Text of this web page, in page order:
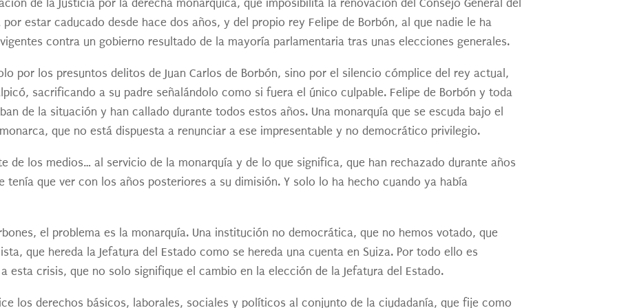
de la Justicia por la derecha monárquica, que imposibilita la renovación del Consejo General del
estar caducado desde hace dos años, y del propio rey Felipe de Borbón, al que nadie le ha
contra un gobierno resultado de la mayoría parlamentaria tras unas elecciones generales.
por los presuntos delitos de Juan Carlos de Borbón, sino por el silencio cómplice del rey actual,
sacrificando a su padre señalándolo como si fuera el único culpable. Felipe de Borbón y toda
de la situación y han callado durante todos estos años. Una monarquía que se escuda bajo el
que no está dispuesta a renunciar a ese impresentable y no democrático privilegio.
de los medios… al servicio de la monarquía y de lo que significa, que han rechazado durante años
tenía que ver con los años posteriores a su dimisión. Y solo lo ha hecho cuando ya había
el problema es la monarquía. Una institución no democrática, que no hemos votado, que
que hereda la Jefatura del Estado como se hereda una cuenta en Suiza. Por todo ello es
esta crisis, que no solo signifique el cambio en la elección de la Jefatura del Estado.
los derechos básicos, laborales, sociales y políticos al conjunto de la ciudadanía, que fije como